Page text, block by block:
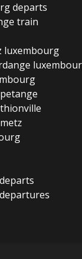
departs
train
luxembourg